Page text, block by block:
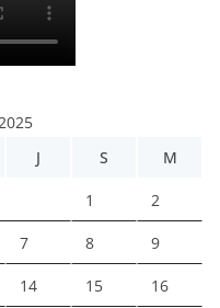
J S M
1 2
7 8 9
14 15 16